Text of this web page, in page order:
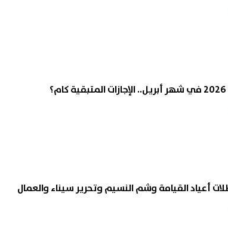
أعياد القيامة وشم النسيم وتحرير سيناء والعمال